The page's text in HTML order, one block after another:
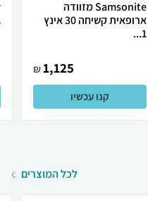
Samsonite מזוודה
ארופאית קשיחה 30 אינץ
1...
1,125
₪
קנו עכשיו
לכל המוצרים